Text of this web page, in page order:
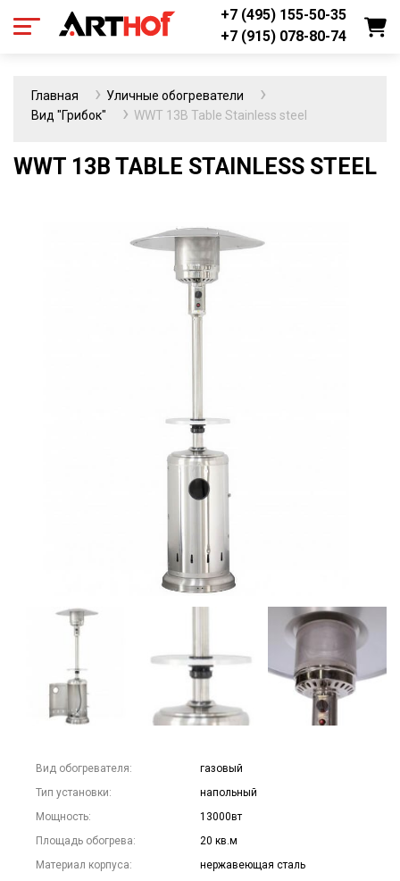
+7 (495) 155-50-35
+7 (915) 078-80-74
Главная
Уличные обогреватели
Вид "Грибок"
WWT 13B Table Stainless steel
WWT 13B TABLE STAINLESS STEEL
Вид обогревателя:
газовый
Тип установки:
напольный
Мощность:
13000вт
Площадь обогрева:
20 кв.м
Материал корпуса:
нержавеющая сталь